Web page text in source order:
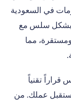
في السعودية
بشكل سلس مع
مما
قراراً تقنياً
عملك. من